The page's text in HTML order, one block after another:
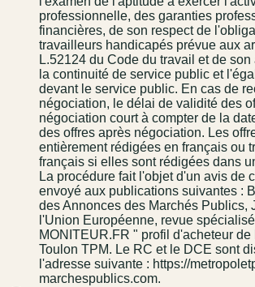
professionnelle, des garanties
financières, de son respect de
travailleurs handicapés prévue aux
L.5212­4 du Code du travail et de
la continuité de service public et
devant le service public. En cas de
négociation, le délai de validité des
négociation court à compter de la
des offres après négociation. Les
entièrement rédigées en français ou
français si elles sont rédigées dans
La procédure fait l'objet d'un avis de
envoyé aux publications suivantes :
des Annonces des Marchés Publics,
l'Union Européenne, revue
MONITEUR.FR " profil d'acheteur de
Toulon TPM. Le RC et le DCE sont
l'adresse suivante : https://
marchespublics.com.